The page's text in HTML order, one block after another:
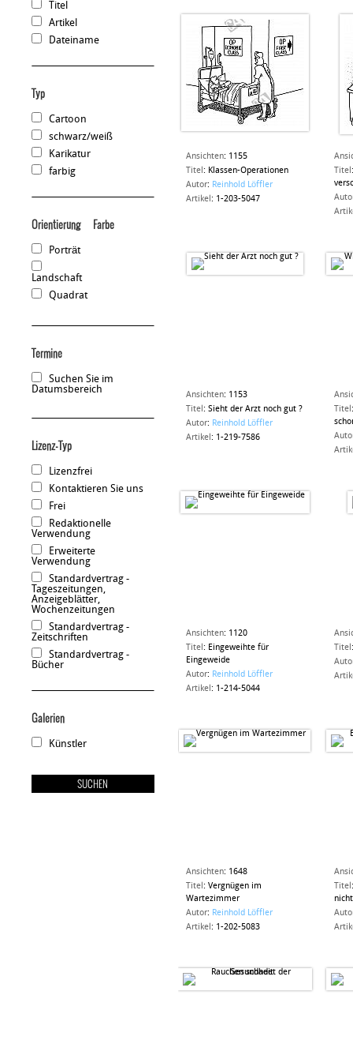
Titel
Artikel
Dateiname
Typ
Cartoon
schwarz/weiß
Karikatur
farbig
Orientierung
Porträt
Landschaft
Quadrat
Farbe
Termine
Suchen Sie im
Datumsbereich
Lizenz-Typ
Lizenzfrei
Kontaktieren Sie uns
Frei
Redaktionelle
Verwendung
Erweiterte
Verwendung
Standardvertrag -
Tageszeitungen,
Anzeigeblätter,
Wochenzeitungen
Standardvertrag -
Zeitschriften
Standardvertrag -
Bücher
Galerien
Künstler
Ansichten: 1155
Titel : Klassen-Operationen
Autor: Reinhold Löffler
Artikel : 1-203-5047
Titel
Ansichten: 1153
Titel : Sieht der Arzt noch gut ?
Autor: Reinhold Löffler
Artikel : 1-219-7586
Titel
Ansichten: 1120
Titel : Eingeweihte für
Eingeweide
Autor: Reinhold Löffler
Artikel : 1-214-5044
Titel
Ansichten: 1648
Titel : Vergnügen im
Wartezimmer
Autor: Reinhold Löffler
Artikel : 1-202-5083
Titel